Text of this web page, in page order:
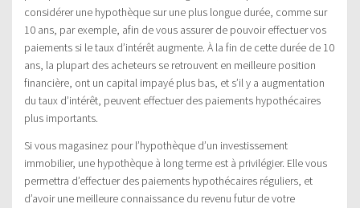
considérer une hypothèque sur une plus longue durée, comme sur
10 ans, par exemple, afin de vous assurer de pouvoir effectuer vos
paiements si le taux d’intérêt augmente. À la fin de cette durée de 10
ans, la plupart des acheteurs se retrouvent en meilleure position
financière, ont un capital impayé plus bas, et s’il y a augmentation
du taux d’intérêt, peuvent effectuer des paiements hypothécaires
plus importants.
Si vous magasinez pour l’hypothèque d’un investissement
immobilier, une hypothèque à long terme est à privilégier. Elle vous
permettra d’effectuer des paiements hypothécaires réguliers, et
d’avoir une meilleure connaissance du revenu futur de votre